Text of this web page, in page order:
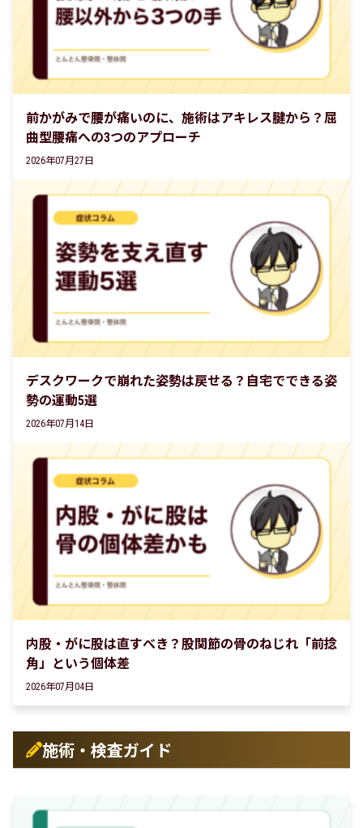
前かがみで腰が痛いのに、施術はアキレス腱から？屈
曲型腰痛への3つのアプローチ
2026年07月27日
デスクワークで崩れた姿勢は戻せる？自宅でできる姿
勢の運動5選
2026年07月14日
内股・がに股は直すべき？股関節の骨のねじれ「前捻
角」という個体差
2026年07月04日
施術・検査ガイド